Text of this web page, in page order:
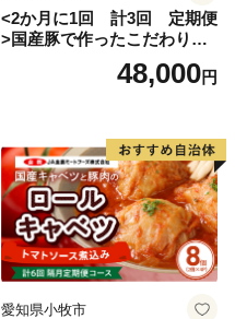
<2か月に1回 計3回 定期便
>国産豚で作ったこだわり惣
48,000円
愛知県小牧市